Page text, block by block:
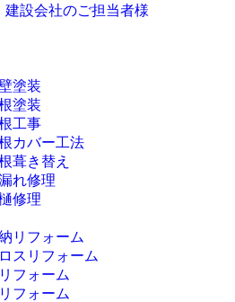
建設会社のご担当者様
塗装
塗装
工事
カバー工法
葺き替え
れ修理
修理
リフォーム
スリフォーム
フォーム
フォーム